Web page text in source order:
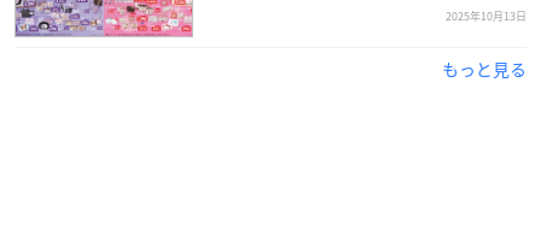
2025年10月13日
もっと見る